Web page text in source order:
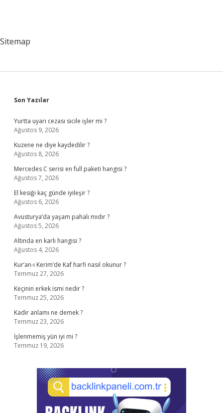
Sitemap
Sidebar
Son Yazılar
Yurtta uyarı cezası sicile işler mi ?
Ağustos 9, 2026
Kuzene ne diye kaydedilir ?
Ağustos 8, 2026
Mercedes C serisi en full paketi hangisi ?
Ağustos 7, 2026
El kesiği kaç günde iyileşir ?
Ağustos 6, 2026
Avusturya’da yaşam pahalı mıdır ?
Ağustos 5, 2026
Altında en karlı hangisi ?
Ağustos 4, 2026
Kur’an-ı Kerim’de Kaf harfi nasıl okunur ?
Temmuz 27, 2026
Keçinin erkek ismi nedir ?
Temmuz 25, 2026
Kadir anlamı ne demek ?
Temmuz 23, 2026
İşlenmemiş yün iyi mi ?
Temmuz 19, 2026